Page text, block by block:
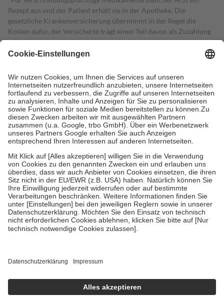
Rezept aus und der Patient erhält sie in der Apotheke. Die
gesetzliche Krankenversicherung übernimmt in der Regel die
Kosten dafür, der Versicherte trägt einen Teil davon als Zuzahlung
mit.
Grundsätzlich leisten Mitglieder Zuzahlungen in Höhe von zehn
höchstens zehn Euro.
Es sind jedoch nie mehr als die tatsächlichen
Kosten der Leistung zu entrichten.
Diese Regeln gelten grundsätzlich auch für Online-Apotheken.
Bei Heilmitteln und häuslicher Krankenpflege beträgt die
Zuzahlung zehn Prozent der Kosten sowie zehn Euro je
Verordnung.
Um das Engagement der Versicherten für ihre eigene Gesundheit zu
stärken und die besondere Stellung der Familie zu unterstützen,
fallenkeine Zuzahlungenan bei:
• Kindern und Jugendlichen bis zum vollendeten 18. Lebensjahr
mit Ausnahme der Fahrkosten
• Untersuchungen zur Vorsorge und Früherkennung, die von der
GKV getragen werden
• empfohlenen Schutzimpfungen
• Harn- und Blutteststreifen
getroffen, um sicherzustellen, dass es sich um echte Bewertungen
https://help.etrusted.com/hc/de/articles/4419944605341